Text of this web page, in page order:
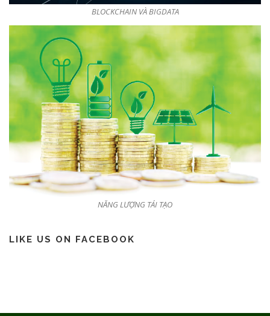
BLOCKCHAIN VÀ BIGDATA
NĂNG LƯỢNG TÁI TẠO
LIKE US ON FACEBOOK